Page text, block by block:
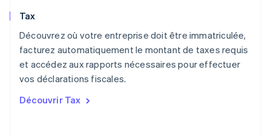
Tax
Découvrez où votre entreprise doit être immatriculée,
facturez automatiquement le montant de taxes requis
et accédez aux rapports nécessaires pour effectuer
vos déclarations fiscales.
Découvrir Tax
Nouvelle-Zélande
Pays-Bas
NederlandsEnglish
Pologne
Portugal